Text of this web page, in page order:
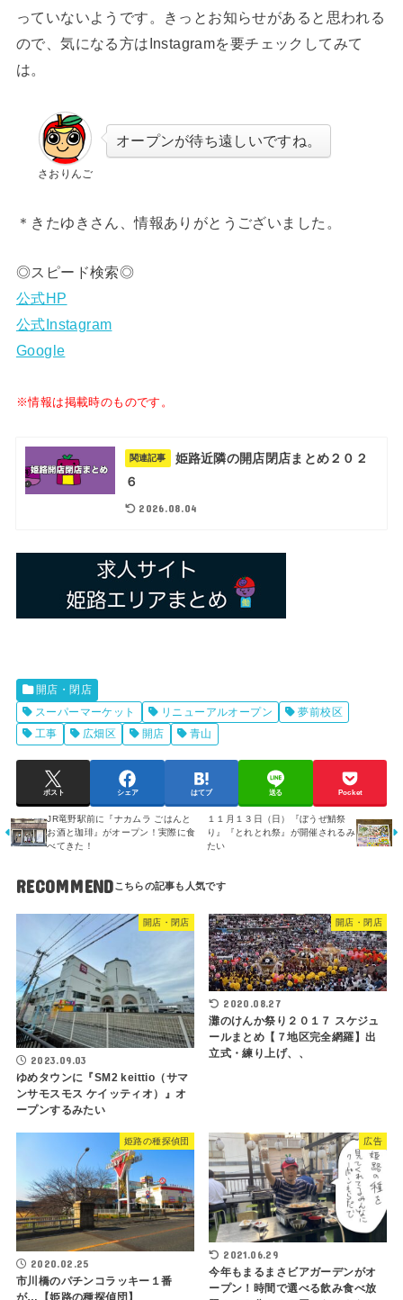
っていないようです。きっとお知らせがあると思われる
ので、気になる方はInstagramを要チェックしてみて
は。
さおりんご
オープンが待ち遠しいですね。
＊きたゆきさん、情報ありがとうございました。
◎スピード検索◎
公式HP
公式Instagram
Google
※情報は掲載時のものです。
関連記事
姫路近隣の開店閉店まとめ２０２
６
2026.08.04
開店・閉店
スーパーマーケット
リニューアルオープン
夢前校区
工事
広畑区 開店 青山
ポスト シェア はてブ 送る Pocket
JR竜野駅前に『ナカムラ ごはんと
お酒と珈琲』がオープン！実際に食
べてきた！
１１月１３日（日）『ぼうぜ鯖祭
り』『とれとれ祭』が開催されるみ
たい
RECOMMEND
開店・閉店
2023.09.03
ゆめタウンに『SM2 keittio（サマ
ンサモスモス ケイッティオ）』オ
ープンするみたい
開店・閉店
2020.08.27
灘のけんか祭り２０１７ スケジュ
ールまとめ【７地区完全網羅】出
立式・練り上げ、、
姫路の種探偵団
2020.02.25
市川橋のパチンコラッキー１番
が…【姫路の種探偵団】
広告
2021.06.29
今年もまるまさビアガーデンがオ
ープン！時間で選べる飲み食べ放